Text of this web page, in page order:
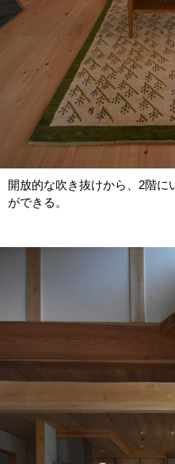
開放的な吹き抜けから、2階に
ができる。